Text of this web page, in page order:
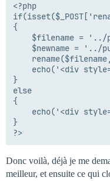
<?php
{
}
else
{
}
Donc voilà, déjà je me
meilleur, et ensuite ce qui